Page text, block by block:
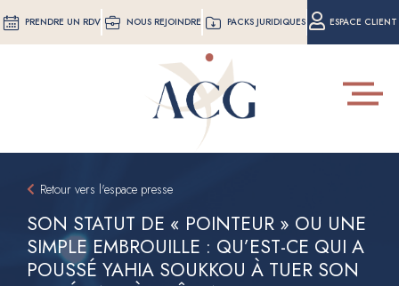
Aller
au
PRENDRE UN RDV NOUS REJOINDRE PACKS JURIDIQUES ESPACE CLIENT
Toggle
Retour vers l'espace presse
SON STATUT DE « POINTEUR » OU UNE
SIMPLE EMBROUILLE : QU’EST-CE QUI A
POUSSÉ YAHIA SOUKKOU À TUER SON